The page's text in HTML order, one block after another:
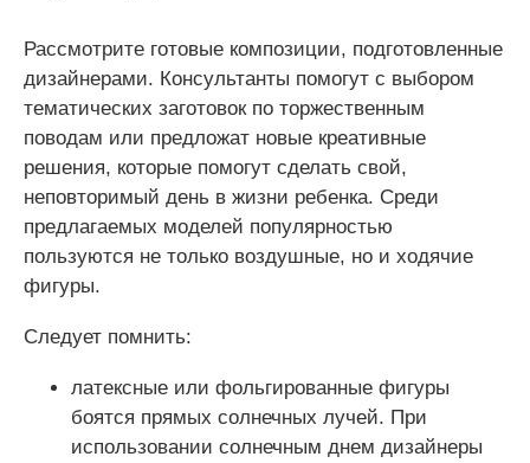
Рассмотрите готовые композиции, подготовленные
дизайнерами. Консультанты помогут с выбором
тематических заготовок по торжественным
поводам или предложат новые креативные
решения, которые помогут сделать свой,
неповторимый день в жизни ребенка. Среди
предлагаемых моделей популярностью
пользуются не только воздушные, но и ходячие
фигуры.
Следует помнить:
латексные или фольгированные фигуры
боятся прямых солнечных лучей. При
использовании солнечным днем дизайнеры